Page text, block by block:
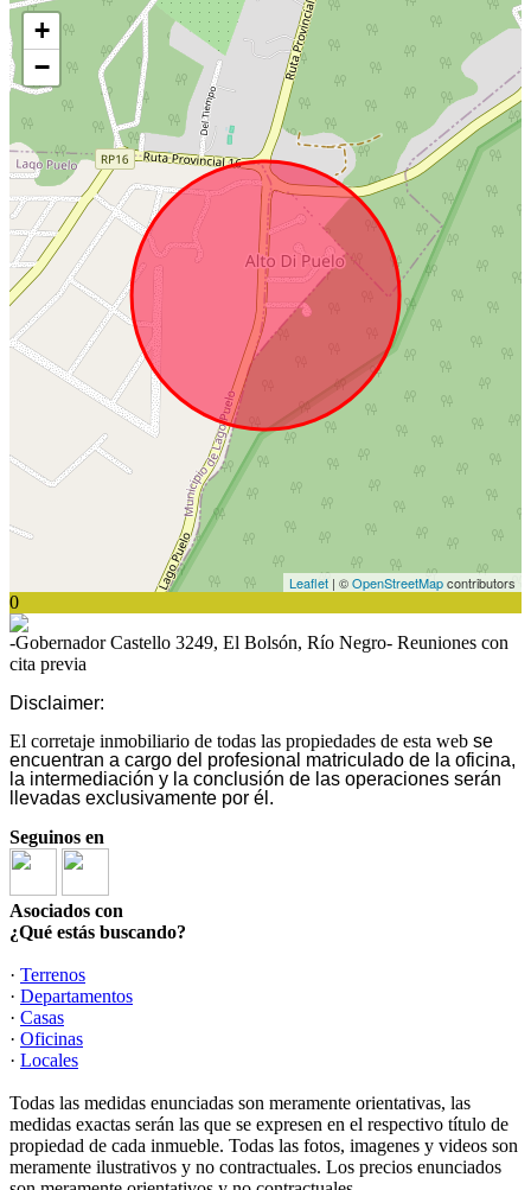
+
−
Leaflet | ©OpenStreetMapcontributors
0
-Gobernador Castello 3249, El Bolsón, Río Negro- Reuniones con
cita previa
Disclaimer:
El corretaje inmobiliario de todas las propiedades de esta web se
encuentran a cargo del profesional matriculado de la oficina,
la intermediación y la conclusión de las operaciones serán
llevadas exclusivamente por él.
Seguinos en
Asociados con
¿Qué estás buscando?
· Terrenos
· Departamentos
· Casas
· Oficinas
· Locales
Todas las medidas enunciadas son meramente orientativas, las
medidas exactas serán las que se expresen en el respectivo título de
propiedad de cada inmueble. Todas las fotos, imagenes y videos son
meramente ilustrativos y no contractuales. Los precios enunciados